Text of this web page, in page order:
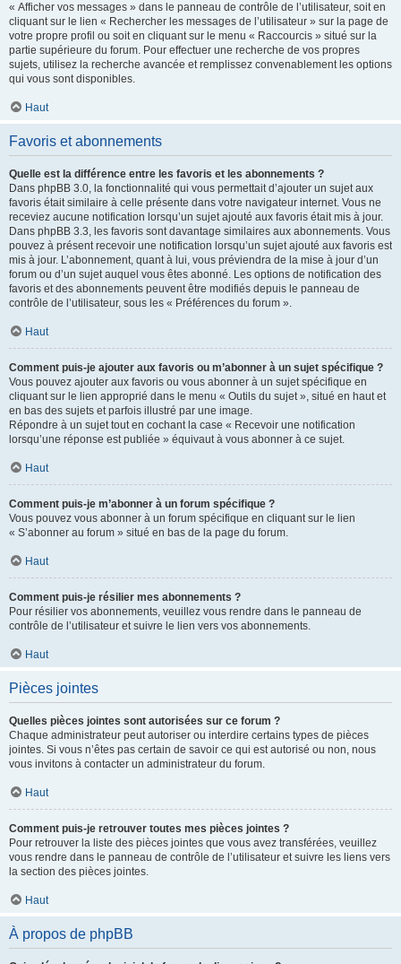
« Afficher vos messages » dans le panneau de contrôle de l’utilisateur, soit en
cliquant sur le lien « Rechercher les messages de l’utilisateur » sur la page de
votre propre profil ou soit en cliquant sur le menu « Raccourcis » situé sur la
partie supérieure du forum. Pour effectuer une recherche de vos propres
sujets, utilisez la recherche avancée et remplissez convenablement les options
qui vous sont disponibles.
Haut
Favoris et abonnements
Quelle est la différence entre les favoris et les abonnements ?
Dans phpBB 3.0, la fonctionnalité qui vous permettait d’ajouter un sujet aux
favoris était similaire à celle présente dans votre navigateur internet. Vous ne
receviez aucune notification lorsqu’un sujet ajouté aux favoris était mis à jour.
Dans phpBB 3.3, les favoris sont davantage similaires aux abonnements. Vous
pouvez à présent recevoir une notification lorsqu’un sujet ajouté aux favoris est
mis à jour. L’abonnement, quant à lui, vous préviendra de la mise à jour d’un
forum ou d’un sujet auquel vous êtes abonné. Les options de notification des
favoris et des abonnements peuvent être modifiés depuis le panneau de
contrôle de l’utilisateur, sous les « Préférences du forum ».
Haut
Comment puis-je ajouter aux favoris ou m’abonner à un sujet spécifique ?
Vous pouvez ajouter aux favoris ou vous abonner à un sujet spécifique en
cliquant sur le lien approprié dans le menu « Outils du sujet », situé en haut et
en bas des sujets et parfois illustré par une image.
Répondre à un sujet tout en cochant la case « Recevoir une notification
lorsqu’une réponse est publiée » équivaut à vous abonner à ce sujet.
Haut
Comment puis-je m’abonner à un forum spécifique ?
Vous pouvez vous abonner à un forum spécifique en cliquant sur le lien
« S’abonner au forum » situé en bas de la page du forum.
Haut
Comment puis-je résilier mes abonnements ?
Pour résilier vos abonnements, veuillez vous rendre dans le panneau de
contrôle de l’utilisateur et suivre le lien vers vos abonnements.
Haut
Pièces jointes
Quelles pièces jointes sont autorisées sur ce forum ?
Chaque administrateur peut autoriser ou interdire certains types de pièces
jointes. Si vous n’êtes pas certain de savoir ce qui est autorisé ou non, nous
vous invitons à contacter un administrateur du forum.
Haut
Comment puis-je retrouver toutes mes pièces jointes ?
Pour retrouver la liste des pièces jointes que vous avez transférées, veuillez
vous rendre dans le panneau de contrôle de l’utilisateur et suivre les liens vers
la section des pièces jointes.
Haut
À propos de phpBB